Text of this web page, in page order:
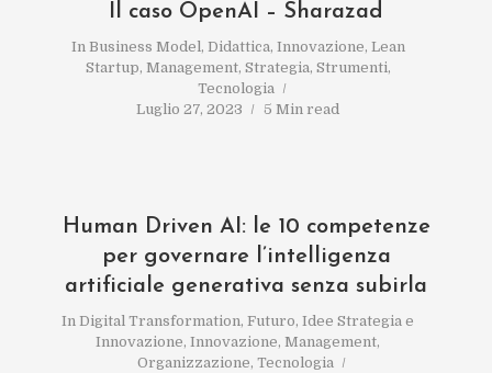
Il caso OpenAI – Sharazad
In Business Model, Didattica, Innovazione, Lean
Startup, Management, Strategia, Strumenti,
Tecnologia
Luglio 27, 2023
5 Min read
Human Driven AI: le 10 competenze
per governare l’intelligenza
artificiale generativa senza subirla
In Digital Transformation, Futuro, Idee Strategia e
Innovazione, Innovazione, Management,
Organizzazione, Tecnologia